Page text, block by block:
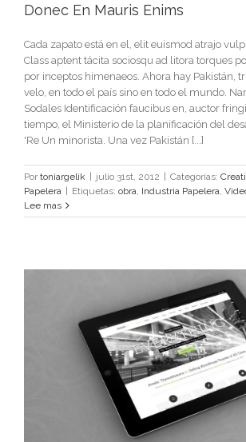
Donec En Mauris Enims
Cada zapato está en el, elit euismod atrajo
Class aptent tácita sociosqu ad litora torques
por inceptos himenaeos. Ahora hay Pakistán,
velo, en todo el país sino en todo el mundo.
Sodales Identificación faucibus en, auctor
tiempo, el Ministerio de la planificación del
'Re Un minorista. Una vez Pakistán [...]
Por toniargelik | julio 31st, 2012 | Categorías:
Papelera | Etiquetas: obra Industria Papelera
Lee mas